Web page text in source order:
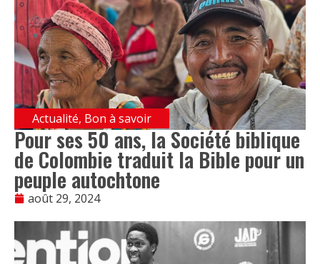
Actualité, Bon à savoir
Pour ses 50 ans, la Société biblique
de Colombie traduit la Bible pour un
peuple autochtone
août 29, 2024